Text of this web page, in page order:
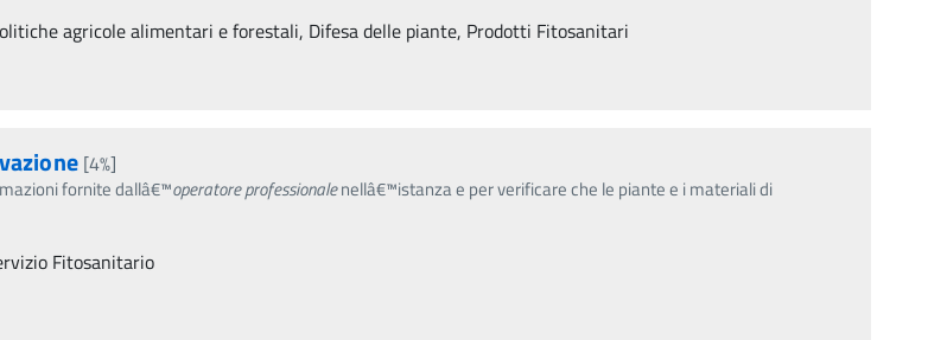
agricole alimentari e forestali, Difesa delle piante, Prodotti Fitosanitari
[4%]
fornite dallâ€™operatoreprofessionalenellâ€™istanza e per verificare che le piante e i materiali di
Fitosanitario